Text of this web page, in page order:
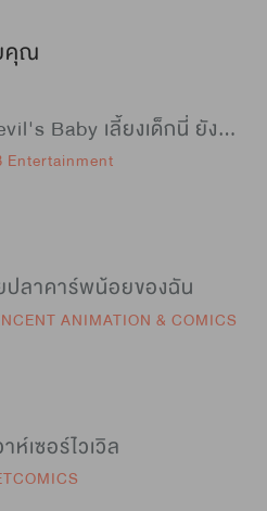
คุณ
Devil's Baby เลี้ยงเด็กนี่ ยังไงดีนะ?
Entertainment
ปลาคาร์พน้อยของฉัน
ANIMATION & COMICS
ห์เซอร์ไวเวิล